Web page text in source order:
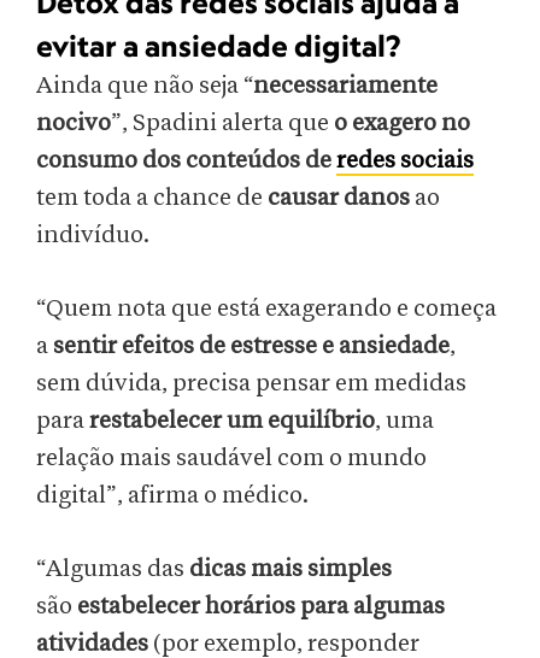
evitar a ansiedade digital?
Ainda que não seja “necessariamente
nocivo”, Spadini alerta que o exagero no
consumo dos conteúdos deredes sociais
tem toda a chance de causar danos ao
indivíduo.
“Quem nota que está exagerando e começa
a sentir efeitos de estresse e ansiedade,
sem dúvida, precisa pensar em medidas
pararestabelecer um equilíbrio, uma
relação mais saudável com o mundo
digital”, afirma o médico.
“Algumas das dicas mais simples
são estabelecer horários para algumas
atividades (por exemplo, responder